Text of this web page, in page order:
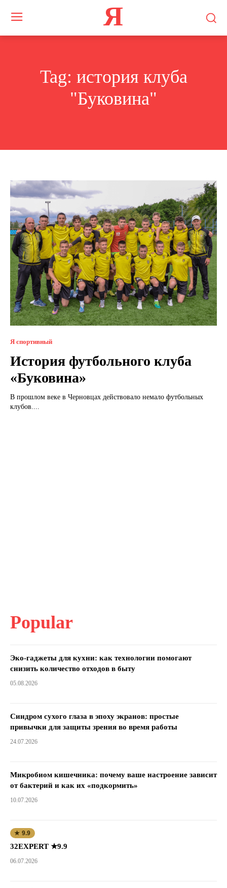
Я
Tag: история клуба
"Буковина"
Я спортивный
История футбольного клуба
«Буковина»
В прошлом веке в Черновцах действовало немало футбольных
клубов....
Popular
Эко-гаджеты для кухни: как технологии помогают
снизить количество отходов в быту
05.08.2026
Синдром сухого глаза в эпоху экранов: простые
привычки для защиты зрения во время работы
24.07.2026
Микробиом кишечника: почему ваше настроение зависит
от бактерий и как их «подкормить»
10.07.2026
★ 9.9
32EXPERT ★9.9
06.07.2026